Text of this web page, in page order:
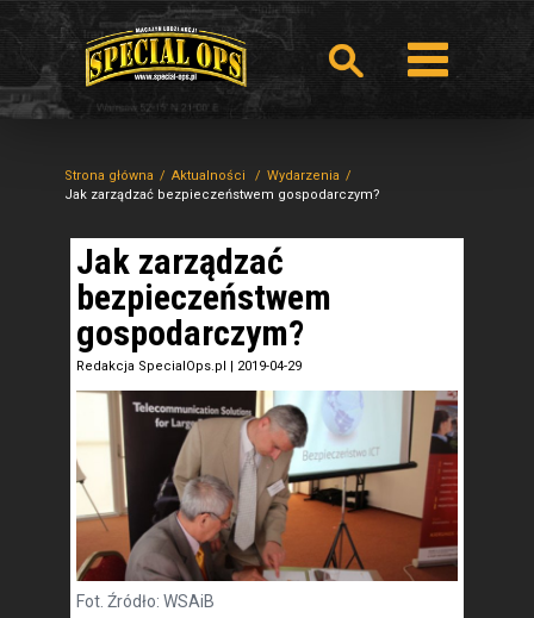
Strona główna Aktualności
Wydarzenia
Jak zarządzać bezpieczeństwem gospodarczym?
Jak zarządzać
bezpieczeństwem
gospodarczym?
Redakcja SpecialOps.pl | 2019-04-29
Fot. Źródło: WSAiB